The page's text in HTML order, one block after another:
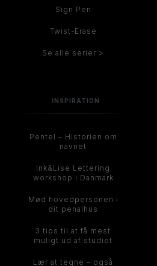
Sign Pen
Twist-Erase
Se alle serier >
INSPIRATION
Pentel – Historien om
navnet
Ink&Lise Lettering
workshop i Danmark
Mød hovedpersonen i
dit penalhus
3 tips til at få mest
muligt ud af studiet
Lær at tegne – også